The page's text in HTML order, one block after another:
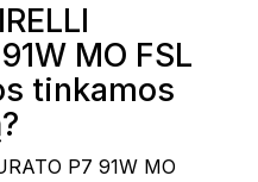
MO FSL
tinkamos
P7 91W MO